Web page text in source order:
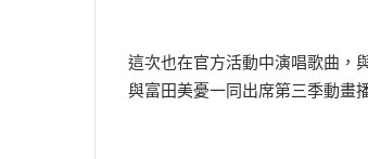
這次也在官方活動中演唱歌曲，
與富田美憂一同出席第三季動畫